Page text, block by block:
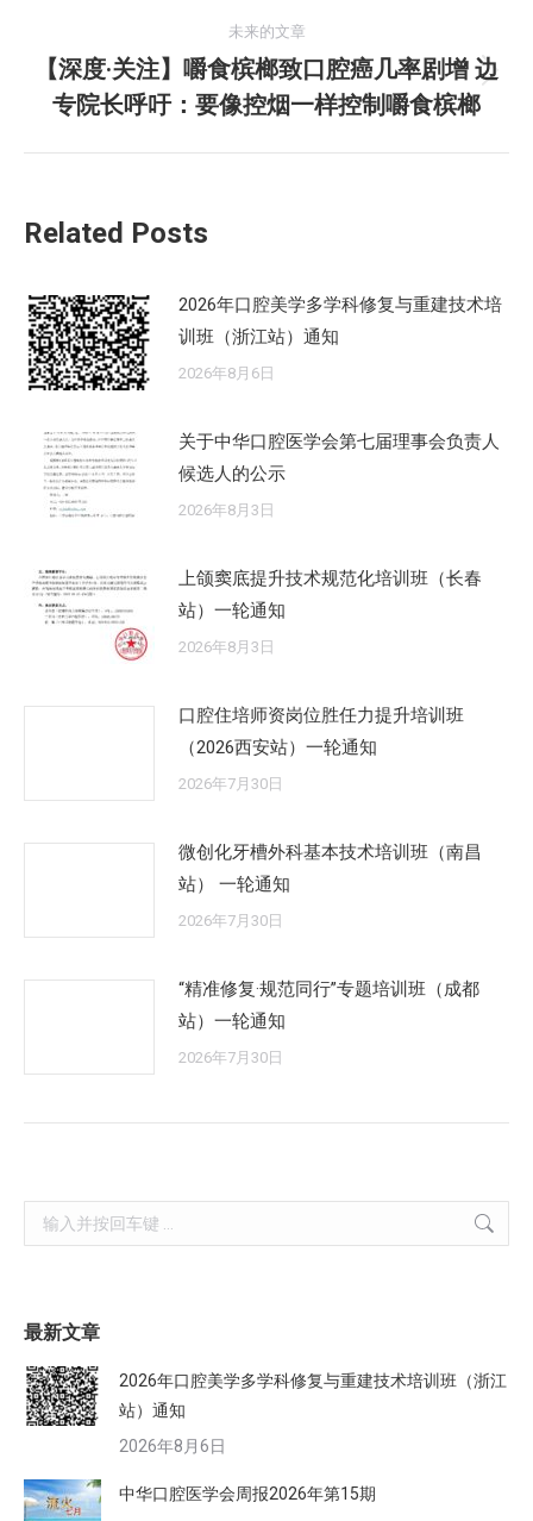
文
章：
未来的文章
未
来
的
【深度·关注】嚼食槟榔致口腔癌几率剧增 边
专院长呼吁：要像控烟一样控制嚼食槟榔
Related Posts
2026年口腔美学多学科修复与重建技术培
训班（浙江站）通知
2026年8月6日
关于中华口腔医学会第七届理事会负责人
候选人的公示
2026年8月3日
上颌窦底提升技术规范化培训班（长春
站）一轮通知
2026年8月3日
口腔住培师资岗位胜任力提升培训班
（2026西安站）一轮通知
2026年7月30日
微创化牙槽外科基本技术培训班（南昌
站） 一轮通知
2026年7月30日
“精准修复·规范同行”专题培训班（成都
站）一轮通知
2026年7月30日
Search:
最新文章
2026年口腔美学多学科修复与重建技术培训班（浙江
站）通知
2026年8月6日
中华口腔医学会周报2026年第15期